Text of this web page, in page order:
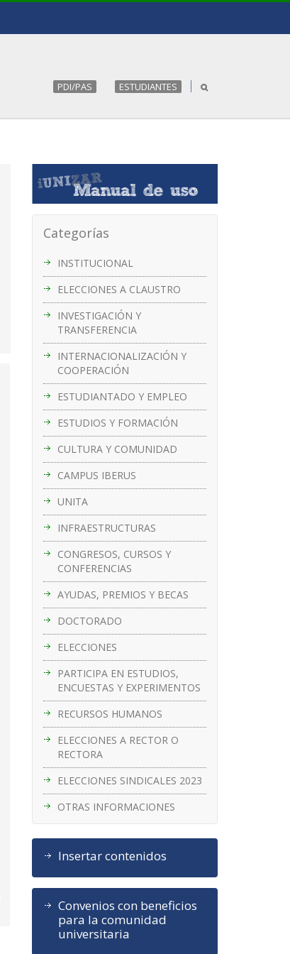
PDI/PAS ESTUDIANTES
Categorías
INSTITUCIONAL
ELECCIONES A CLAUSTRO
INVESTIGACIÓN Y
TRANSFERENCIA
INTERNACIONALIZACIÓN Y
COOPERACIÓN
ESTUDIANTADO Y EMPLEO
ESTUDIOS Y FORMACIÓN
CULTURA Y COMUNIDAD
CAMPUS IBERUS
UNITA
INFRAESTRUCTURAS
CONGRESOS, CURSOS Y
CONFERENCIAS
AYUDAS, PREMIOS Y BECAS
DOCTORADO
ELECCIONES
PARTICIPA EN ESTUDIOS,
ENCUESTAS Y EXPERIMENTOS
RECURSOS HUMANOS
ELECCIONES A RECTOR O
RECTORA
ELECCIONES SINDICALES 2023
OTRAS INFORMACIONES
Insertar contenidos
Convenios con beneficios
para la comunidad
universitaria